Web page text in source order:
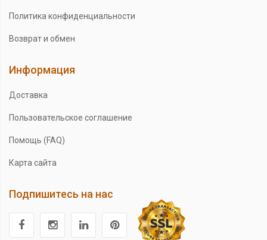
Политика конфиденциальности
Возврат и обмен
Информация
Доставка
Пользовательское соглашение
Помощь (FAQ)
Карта сайта
Подпишитесь на нас